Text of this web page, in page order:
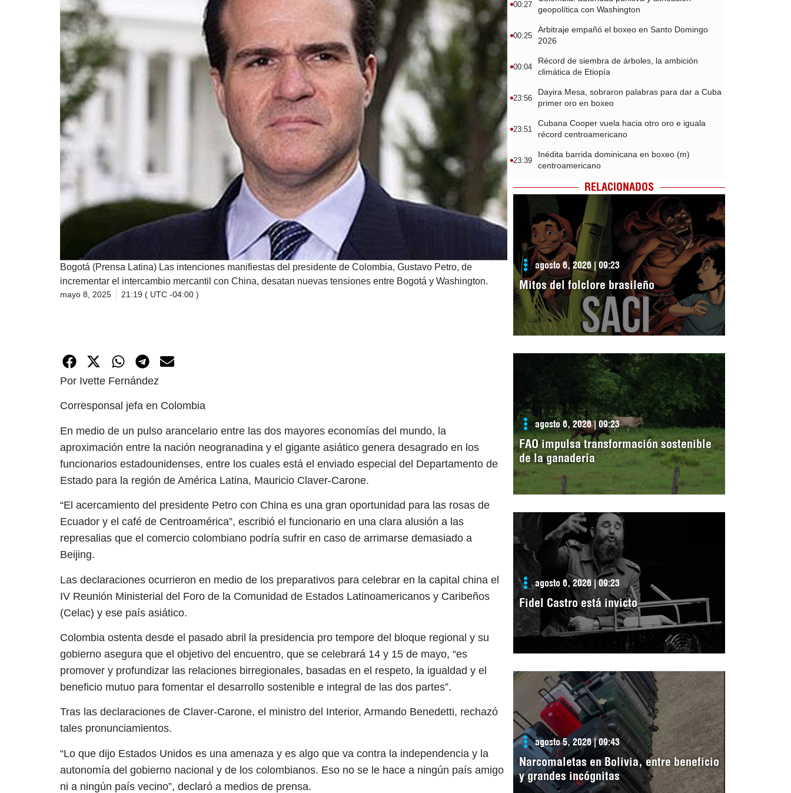
Bogotá (Prensa Latina) Las intenciones manifiestas del presidente de Colombia, Gustavo Petro, de
incrementar el intercambio mercantil con China, desatan nuevas tensiones entre Bogotá y Washington.
mayo 8, 2025 21:19 ( UTC -04:00 )
Por Ivette Fernández
Corresponsal jefa en Colombia
En medio de un pulso arancelario entre las dos mayores economías del mundo, la
aproximación entre la nación neogranadina y el gigante asiático genera desagrado en los
funcionarios estadounidenses, entre los cuales está el enviado especial del Departamento de
Estado para la región de América Latina, Mauricio Claver-Carone.
“El acercamiento del presidente Petro con China es una gran oportunidad para las rosas de
Ecuador y el café de Centroamérica”, escribió el funcionario en una clara alusión a las
represalias que el comercio colombiano podría sufrir en caso de arrimarse demasiado a
Beijing.
Las declaraciones ocurrieron en medio de los preparativos para celebrar en la capital china el
IV Reunión Ministerial del Foro de la Comunidad de Estados Latinoamericanos y Caribeños
(Celac) y ese país asiático.
Colombia ostenta desde el pasado abril la presidencia pro tempore del bloque regional y su
gobierno asegura que el objetivo del encuentro, que se celebrará 14 y 15 de mayo, “es
promover y profundizar las relaciones birregionales, basadas en el respeto, la igualdad y el
beneficio mutuo para fomentar el desarrollo sostenible e integral de las dos partes”.
Tras las declaraciones de Claver-Carone, el ministro del Interior, Armando Benedetti, rechazó
tales pronunciamientos.
“Lo que dijo Estados Unidos es una amenaza y es algo que va contra la independencia y la
autonomía del gobierno nacional y de los colombianos. Eso no se le hace a ningún país amigo
ni a ningún país vecino”, declaró a medios de prensa.
00:27
geopolítica con Washington
00:25
Arbitraje empañó el boxeo en Santo Domingo
2026
00:04
Récord de siembra de árboles, la ambición
climática de Etiopía
23:56
Dayira Mesa, sobraron palabras para dar a Cuba
primer oro en boxeo
23:51
Cubana Cooper vuela hacia otro oro e iguala
récord centroamericano
23:39
Inédita barrida dominicana en boxeo (m)
centroamericano
RELACIONADOS
agosto 6, 2026 | 09:23
Mitos del folclore brasileño
agosto 6, 2026 | 09:23
FAO impulsa transformación sostenible
de la ganadería
agosto 6, 2026 | 09:23
Fidel Castro está invicto
agosto 5, 2026 | 09:43
Narcomaletas en Bolivia, entre beneficio
y grandes incógnitas